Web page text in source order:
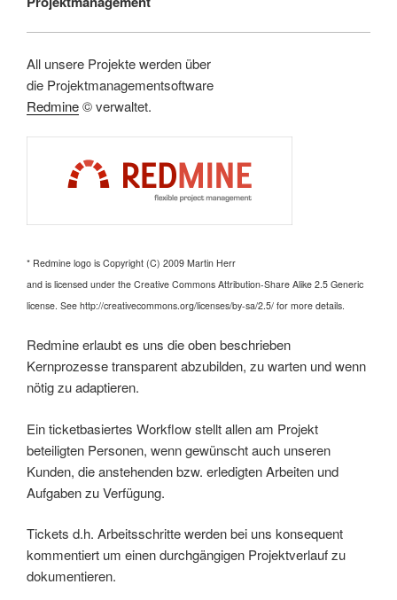
All unsere Projekte werden über
die Projektmanagementsoftware
Redmine© verwaltet.
* Redmine logo is Copyright (C) 2009 Martin Herr
and is licensed under the Creative Commons Attribution-Share Alike 2.5 Generic
license. See http://creativecommons.org/licenses/by-sa/2.5/ for more details.
Redmine erlaubt es uns die oben beschrieben
Kernprozesse transparent abzubilden, zu warten und wenn
nötig zu adaptieren.
Ein ticketbasiertes Workflow stellt allen am Projekt
beteiligten Personen, wenn gewünscht auch unseren
Kunden, die anstehenden bzw. erledigten Arbeiten und
Aufgaben zu Verfügung.
Tickets d.h. Arbeitsschritte werden bei uns konsequent
kommentiert um einen durchgängigen Projektverlauf zu
dokumentieren.